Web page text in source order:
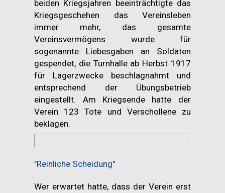
beiden Kriegsjahren beeinträchtigte das
Kriegsgeschehen das Vereinsleben
immer mehr, das gesamte
Vereinsvermögens wurde für
sogenannte Liebesgaben an Soldaten
gespendet, die Turnhalle ab Herbst 1917
für Lagerzwecke beschlagnahmt und
entsprechend der Übungsbetrieb
eingestellt. Am Kriegsende hatte der
Verein 123 Tote und Verschollene zu
beklagen.
"Reinliche Scheidung"
Wer erwartet hatte, dass der Verein erst